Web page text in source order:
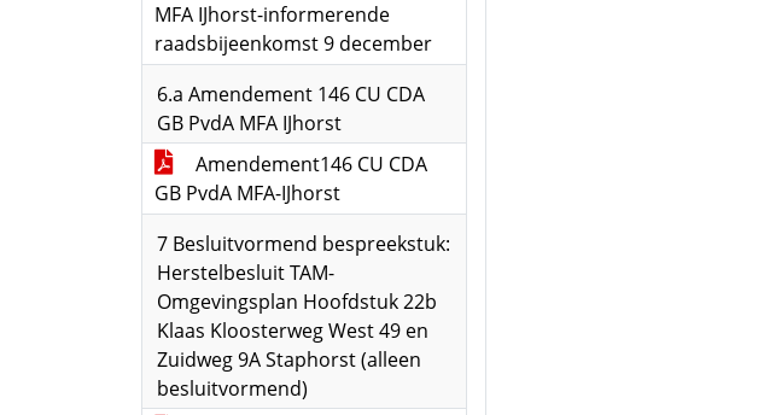
MFA IJhorst-informerende
raadsbijeenkomst 9 december
6.a Amendement 146 CU CDA
GB PvdA MFA IJhorst
Amendement146 CU CDA
GB PvdA MFA-IJhorst
7 Besluitvormend bespreekstuk:
Herstelbesluit TAM-
Omgevingsplan Hoofdstuk 22b
Klaas Kloosterweg West 49 en
Zuidweg 9A Staphorst (alleen
besluitvormend)